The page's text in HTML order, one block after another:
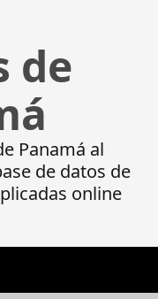
de
Panamá al
de datos de
online